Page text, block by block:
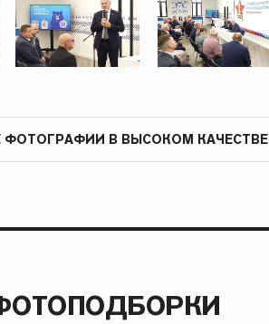
ФОТОГРАФИИ В ВЫСОКОМ КАЧЕСТВЕ